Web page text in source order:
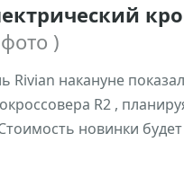
)
Rivian накануне
R2 ,
новинки